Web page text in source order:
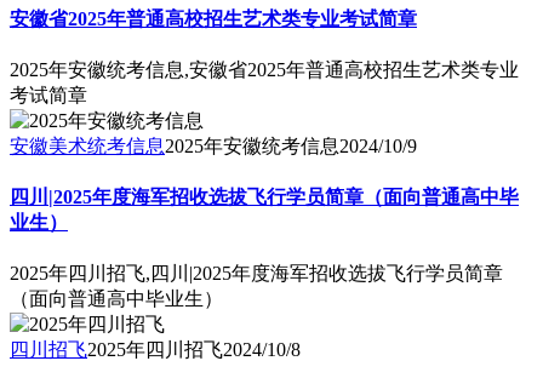
安徽省2025年普通高校招生艺术类专业考试简章
2025年安徽统考信息,安徽省2025年普通高校招生艺术类专业
考试简章
安徽美术统考信息2025年安徽统考信息2024/10/9
四川|2025年度海军招收选拔飞行学员简章（面向普通高中毕
业生）
2025年四川招飞,四川|2025年度海军招收选拔飞行学员简章
（面向普通高中毕业生）
四川招飞2025年四川招飞2024/10/8